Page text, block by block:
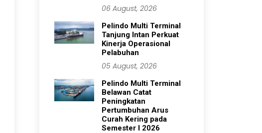
06 August, 2026
Pelindo Multi Terminal
Tanjung Intan Perkuat
Kinerja Operasional
Pelabuhan
05 August, 2026
Pelindo Multi Terminal
Belawan Catat
Peningkatan
Pertumbuhan Arus
Curah Kering pada
Semester I 2026